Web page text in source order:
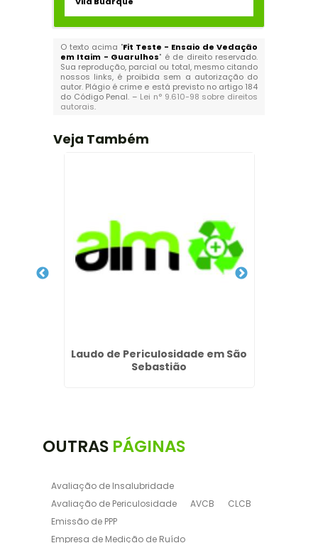
O texto acima "Fit Teste - Ensaio de Vedação
em Itaim - Guarulhos" é de direito reservado.
Sua reprodução, parcial ou total, mesmo citando
nossos links, é proibida sem a autorização do
autor. Plágio é crime e está previsto no artigo 184
do Código Penal. – Lei n° 9.610-98 sobre direitos
autorais.
Veja Também
Laudo de Periculosidade em São
Sebastião
OUTRAS PÁGINAS
Avaliação de Insalubridade
Avaliação de Periculosidade
AVCB
CLCB
Emissão de PPP
Empresa de Medição de Ruído